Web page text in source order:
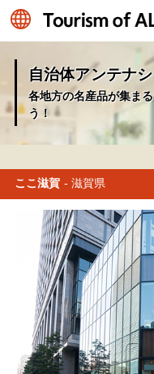
自治体アンテナ
各地方の名産品が集ま
う！
ここ滋賀 - 滋賀県